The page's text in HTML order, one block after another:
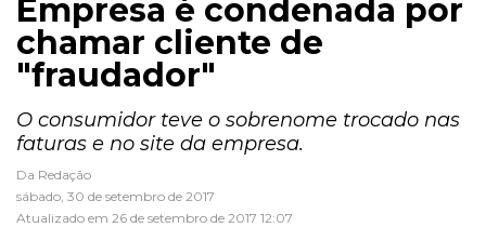
Empresa é condenada por
chamar cliente de
"fraudador"
O consumidor teve o sobrenome trocado nas
faturas e no site da empresa.
Da Redação
sábado, 30 de setembro de 2017
Atualizado em 26 de setembro de 2017 12:07